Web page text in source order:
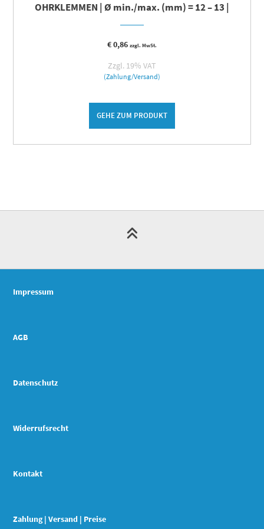
OHRKLEMMEN | Ø min./max. (mm) = 12 – 13 |
€0,86 zzgl. MwSt.
Zzgl. 19% VAT
(Zahlung/Versand)
GEHE ZUM PRODUKT
Impressum
AGB
Datenschutz
Widerrufsrecht
Kontakt
Zahlung | Versand | Preise